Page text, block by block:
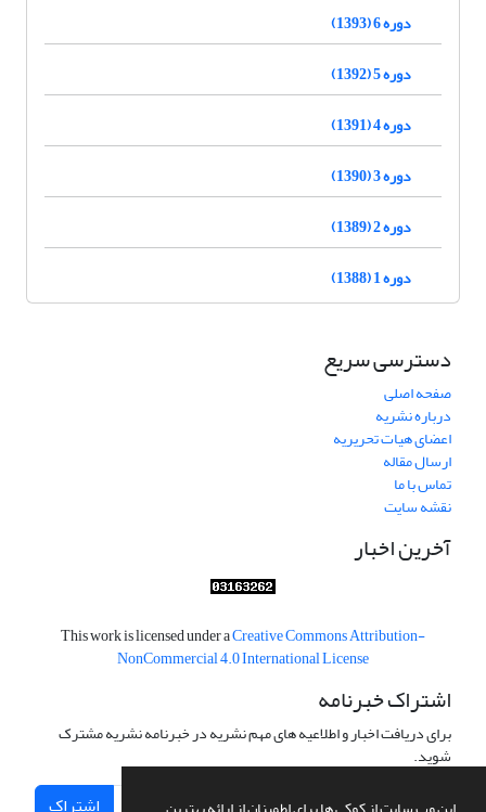
دوره 6 (1393)
دوره 5 (1392)
دوره 4 (1391)
دوره 3 (1390)
دوره 2 (1389)
دوره 1 (1388)
دسترسی سریع
صفحه اصلی
درباره نشریه
اعضای هیات تحریریه
ارسال مقاله
تماس با ما
نقشه سایت
آخرین اخبار
This work is licensed under aCreative Commons Attribution-
NonCommercial 4.0 International License
اشتراک خبرنامه
برای دریافت اخبار و اطلاعیه های مهم نشریه در خبرنامه نشریه مشترک
شوید.